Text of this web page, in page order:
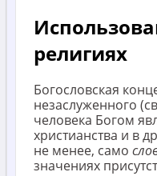
религиях
Богословская
незаслуженного
человека Богом
христианства и в
не менее, само
значениях